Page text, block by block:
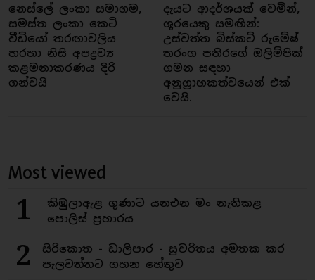
නෙස්ලේ ලංකා සමාගම,
සමස්ත ලංකා කෙටි
වීඩියෝ තරඟාවලිය
හරහා නිසි අපද්‍රව්‍ය
කළමනාකරණය දිරි
ගන්වයි
දැයට ආදර්ශයක් වෙමින්,
ශූරයෙකු සමඟින්:
උස්වත්ත බිස්කට් රුමේෂ්
තරංග පතිරගේ ඔලිම්පික්
ගමන සඳහා
අනුග්‍රාහකත්වයෙන් එක්
වෙයි.
Most viewed
1
කිඹුලාඇළ ගුණාට යනඑන මං නැතිකළ
පොලිස් ප්‍රහාරය
2
සිරිකොත - ඩාලිපාර - සුචරිතය අමතක කර
පැලවත්තට ගහන හේතුව